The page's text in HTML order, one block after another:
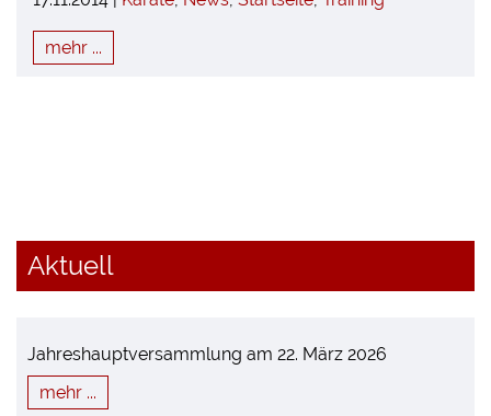
mehr ...
Aktuell
Jahreshauptversammlung am 22. März 2026
mehr ...